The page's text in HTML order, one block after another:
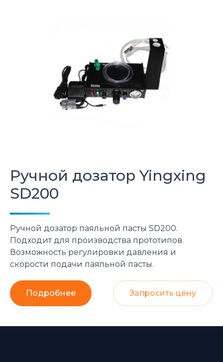
Ручной дозатор Yingxing
SD200
Ручной дозатор паяльной пасты SD200.
Подходит для производства прототипов.
Возможность регулировки давления и
скорости подачи паяльной пасты.
Подробнее Запросить цену